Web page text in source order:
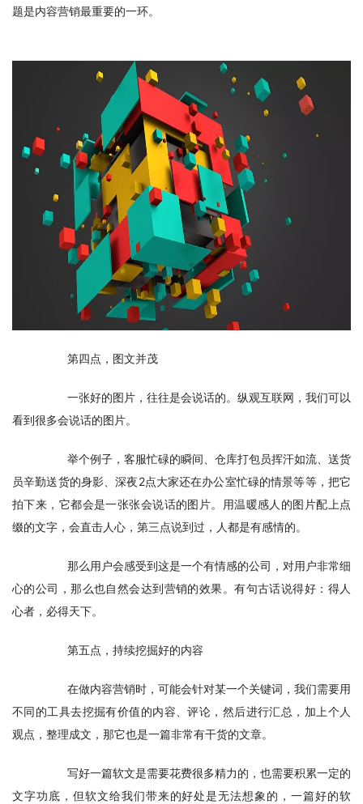
题是内容营销最重要的一环。
第四点，图文并茂
一张好的图片，往往是会说话的。纵观互联网，我们可以
看到很多会说话的图片。
举个例子，客服忙碌的瞬间、仓库打包员挥汗如流、送货
员辛勤送货的身影、深夜2点大家还在办公室忙碌的情景等等，把它
拍下来，它都会是一张张会说话的图片。用温暖感人的图片配上点
缀的文字，会直击人心，第三点说到过，人都是有感情的。
那么用户会感受到这是一个有情感的公司，对用户非常细
心的公司，那么也自然会达到营销的效果。有句古话说得好：得人
心者，必得天下。
第五点，持续挖掘好的内容
在做内容营销时，可能会针对某一个关键词，我们需要用
不同的工具去挖掘有价值的内容、评论，然后进行汇总，加上个人
观点，整理成文，那它也是一篇非常有干货的文章。
写好一篇软文是需要花费很多精力的，也需要积累一定的
文字功底，但软文给我们带来的好处是无法想象的，一篇好的软